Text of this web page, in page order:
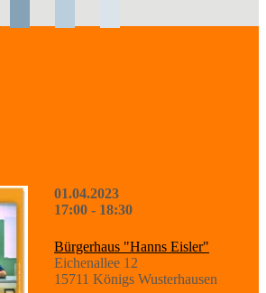
01.04.2023
17:00 - 18:30
Bürgerhaus "Hanns Eisler"
Eichenallee 12
15711 Königs Wusterhausen